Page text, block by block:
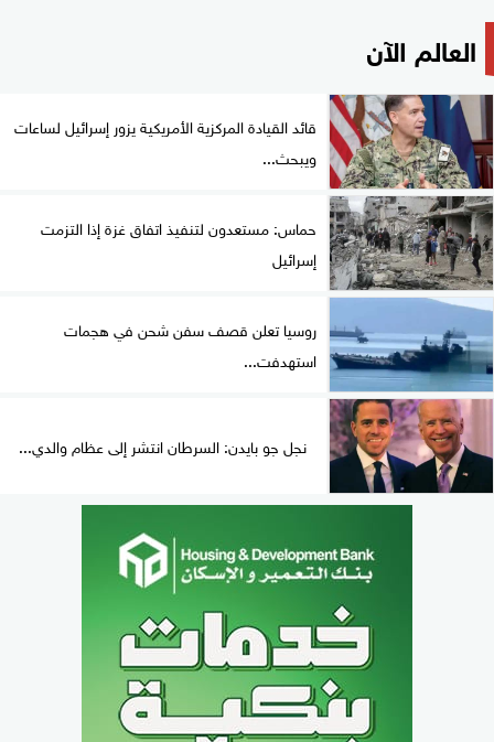
العالم الآن
قائد القيادة المركزية الأمريكية يزور إسرائيل لساعات
ويبحث...
حماس: مستعدون لتنفيذ اتفاق غزة إذا التزمت
إسرائيل
روسيا تعلن قصف سفن شحن في هجمات
استهدفت...
نجل جو بايدن: السرطان انتشر إلى عظام والدي...